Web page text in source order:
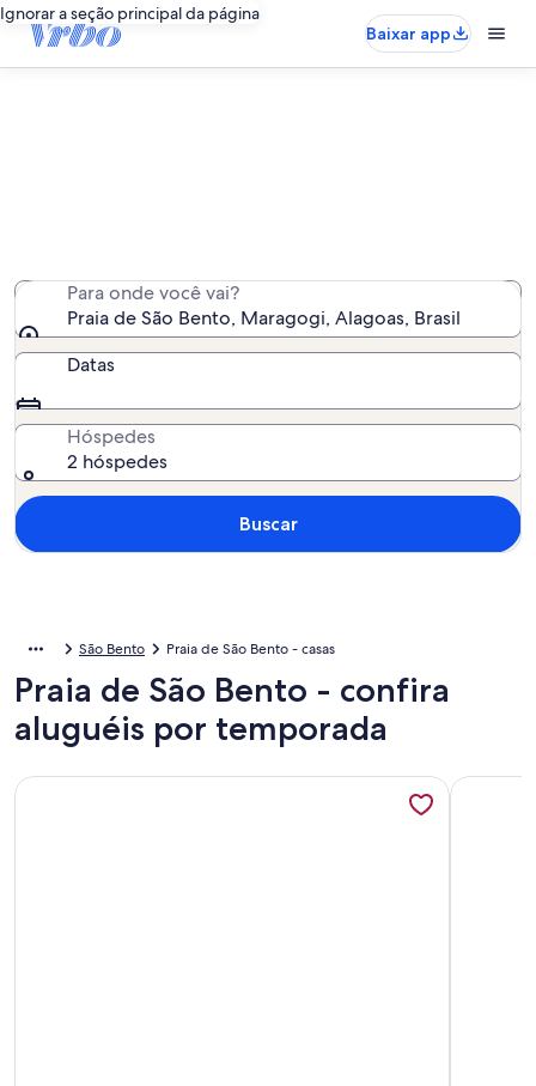
Ignorar a seção principal da página
Baixar app
Para onde você vai?
Praia de São Bento, Maragogi, Alagoas, Brasil
Datas
Hóspedes
2 hóspedes
Buscar
São Bento Praia de São Bento - casas
Praia de São Bento - confira
aluguéis por temporada
Mais informações sobre Ótima casa no centro de Mais